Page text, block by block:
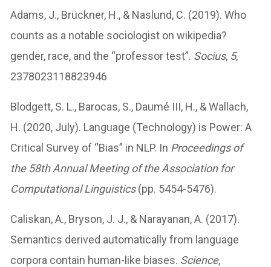
Adams, J., Brückner, H., & Naslund, C. (2019). Who
counts as a notable sociologist on wikipedia?
gender, race, and the “professor test”. Socius, 5,
2378023118823946
Blodgett, S. L., Barocas, S., Daumé III, H., & Wallach,
H. (2020, July). Language (Technology) is Power: A
Critical Survey of “Bias” in NLP. In Proceedings of
the 58th Annual Meeting of the Association for
Computational Linguistics(pp. 5454-5476).
Caliskan, A., Bryson, J. J., & Narayanan, A. (2017).
Semantics derived automatically from language
corpora contain human-like biases. Science,